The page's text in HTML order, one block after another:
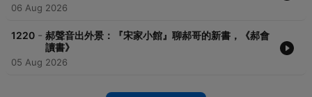
06 Aug 2026
1220 - 郝聲音出外景：『宋家小館』聊郝哥的新書，《郝會
讀書》
05 Aug 2026